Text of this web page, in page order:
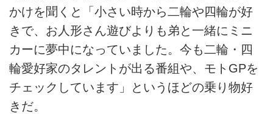
かけを聞くと「小さい時から二輪や四輪が好
きで、お人形さん遊びよりも弟と一緒にミニ
カーに夢中になっていました。今も二輪・四
輪愛好家のタレントが出る番組や、モトGPを
チェックしています」というほどの乗り物好
きだ。